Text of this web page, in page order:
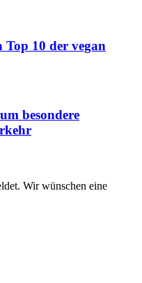
10 der vegan
besondere
Wir wünschen eine